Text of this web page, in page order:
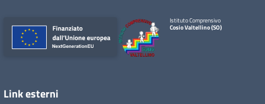
Istituto Comprensivo
Cosio Valtellino (SO)
Link esterni